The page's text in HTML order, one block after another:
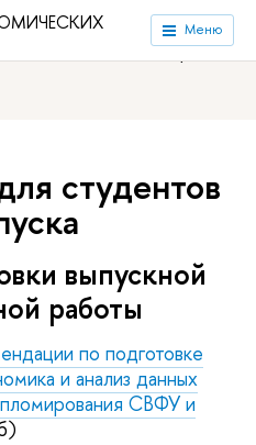
Меню
университет «Высшая
экономических наук
студентов
выпускной
работы
по подготовке
и анализ данных
СВФУ и